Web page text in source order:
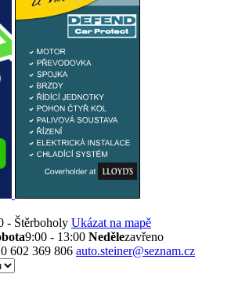
- Štěrboholy Ukázat na mapě
9:00 - 13:00 Nedělezavřeno
602 369 806 auto.steiner@seznam.cz